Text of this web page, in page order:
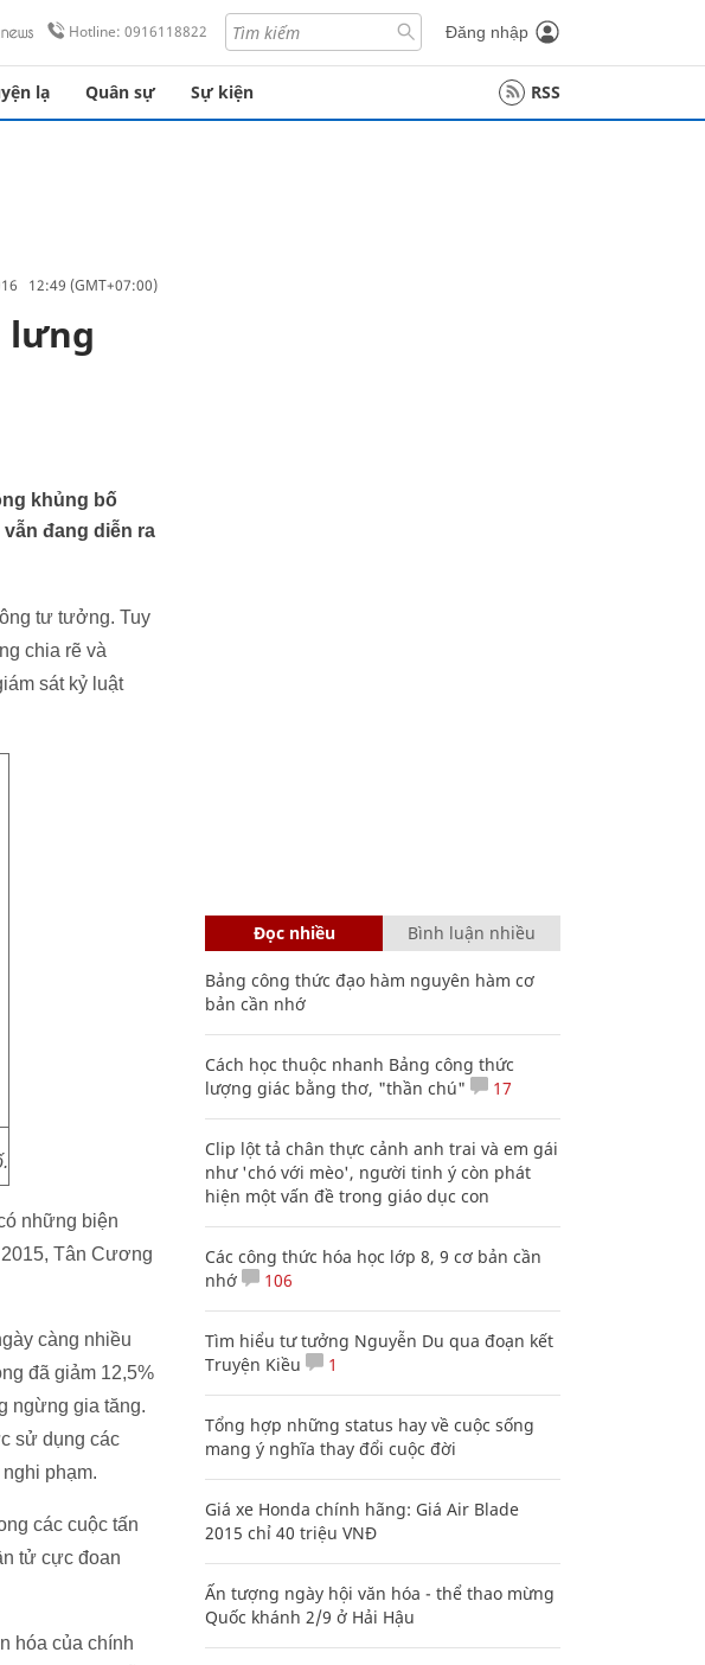
Hotline: 0916118822 Đăng nhập
lạ Quân sự Sự kiện RSS
12:49 (GMT+07:00)
lưng
khủng bố
đang diễn ra
tư tưởng. Tuy
chia rẽ và
sát kỷ luật
những biện
Tân Cương
càng nhiều
đã giảm 12,5%
ngừng gia tăng.
sử dụng các
phạm.
các cuộc tấn
tử cực đoan
hóa của chính
Đọc nhiều Bình luận nhiều
Bảng công thức đạo hàm nguyên hàm cơ
bản cần nhớ
Cách học thuộc nhanh Bảng công thức
lượng giác bằng thơ, "thần chú"
17
Clip lột tả chân thực cảnh anh trai và em gái
như 'chó với mèo', người tinh ý còn phát
hiện một vấn đề trong giáo dục con
Các công thức hóa học lớp 8, 9 cơ bản cần
nhớ
106
Tìm hiểu tư tưởng Nguyễn Du qua đoạn kết
Truyện Kiều
1
Tổng hợp những status hay về cuộc sống
mang ý nghĩa thay đổi cuộc đời
Giá xe Honda chính hãng: Giá Air Blade
2015 chỉ 40 triệu VNĐ
Ấn tượng ngày hội văn hóa - thể thao mừng
Quốc khánh 2/9 ở Hải Hậu